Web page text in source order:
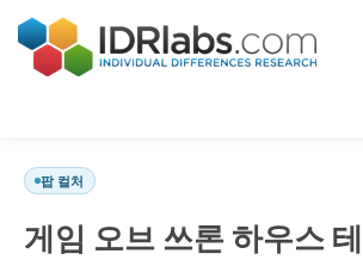
팝 컬처
게임 오브 쓰론 하우스